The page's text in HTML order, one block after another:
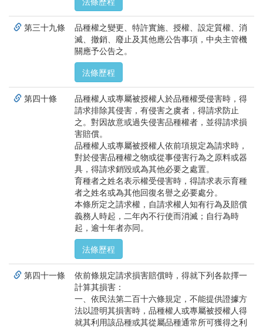
第三十九條
品種權之變更、特許實施、授權、設定質權、消
滅、撤銷、廢止及其他應公告事項，中央主管機
關應予公告之。
法條歷程
第四十條
品種權人或專屬被授權人於品種權受侵害時，得
請求排除其侵害，有侵害之虞者，得請求防止
之。對因故意或過失侵害品種權者，並得請求損
害賠償。
品種權人或專屬被授權人依前項規定為請求時，
對於侵害品種權之物或從事侵害行為之原料或器
具，得請求銷毀或為其他必要之處置。
育種者之姓名表示權受侵害時，得請求表示育種
者之姓名或為其他回復名譽之必要處分。
本條所定之請求權，自請求權人知有行為及賠償
義務人時起，二年內不行使而消滅；自行為時
起，逾十年者亦同。
法條歷程
第四十一條
依前條規定請求損害賠償時，得就下列各款擇一
計算其損害：
一、依民法第二百十六條規定，不能提供證據方
法以證明其損害時，品種權人或專屬被授權人得
就其利用該品種或其從屬品種通常所可獲得之利